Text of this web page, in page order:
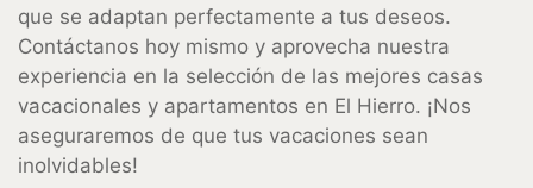
que se adaptan perfectamente a tus deseos.
Contáctanos hoy mismo y aprovecha nuestra
experiencia en la selección de las mejores casas
vacacionales y apartamentos en El Hierro. ¡Nos
aseguraremos de que tus vacaciones sean
inolvidables!